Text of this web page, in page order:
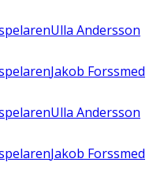
Ulla Andersson
Jakob Forssmed
Ulla Andersson
Jakob Forssmed